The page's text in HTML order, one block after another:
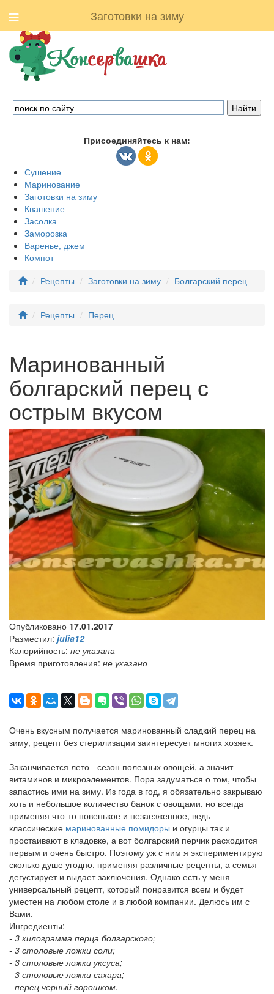
Заготовки на зиму
Присоединяйтесь к нам:
Сушение
Маринование
Заготовки на зиму
Квашение
Засолка
Заморозка
Варенье, джем
Компот
Рецепты
Заготовки на зиму Болгарский перец
Рецепты Перец
Маринованный
болгарский перец с
острым вкусом
Опубликовано 17.01.2017
Разместил: julia12
Калорийность: не указана
Время приготовления: не указано
Очень вкусным получается маринованный сладкий перец на
зиму, рецепт без стерилизации заинтересует многих хозяек.
Заканчивается лето - сезон полезных овощей, а значит
витаминов и микроэлементов. Пора задуматься о том, чтобы
запастись ими на зиму. Из года в год, я обязательно закрываю
хоть и небольшое количество банок с овощами, но всегда
применяя что-то новенькое и незаезженное, ведь
классические маринованные помидоры и огурцы так и
простаивают в кладовке, а вот болгарский перчик расходится
первым и очень быстро. Поэтому уж с ним я экспериментирую
сколько душе угодно, применяя различные рецепты, а семья
дегустирует и выдает заключения. Однако есть у меня
универсальный рецепт, который понравится всем и будет
уместен на любом столе и в любой компании. Делюсь им с
Вами.
Ингредиенты:
- 3 килограмма перца болгарского;
- 3 столовые ложки соли;
- 3 столовые ложки уксуса;
- 3 столовые ложки сахара;
- перец черный горошком.